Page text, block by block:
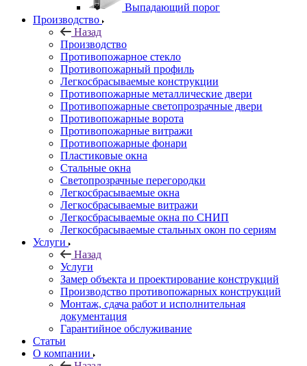
Выпадающий порог
Производство
Назад
Производство
Противопожарное стекло
Противопожарный профиль
Легкосбрасываемые конструкции
Противопожарные металлические двери
Противопожарные светопрозрачные двери
Противопожарные ворота
Противопожарные витражи
Противопожарные фонари
Пластиковые окна
Стальные окна
Светопрозрачные перегородки
Легкосбрасываемые окна
Легкосбрасываемые витражи
Легкосбрасываемые окна по СНИП
Легкосбрасываемые стальных окон по сериям
Услуги
Назад
Услуги
Замер объекта и проектирование конструкций
Производство противопожарных конструкций
Монтаж, сдача работ и исполнительная
документация
Гарантийное обслуживание
Статьи
О компании